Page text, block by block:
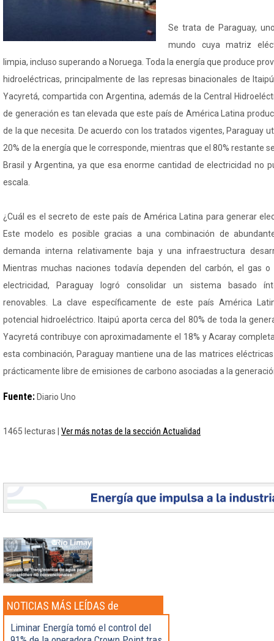
Se trata de Paraguay,
mundo cuya matriz
limpia, incluso superando a Noruega. Toda la energía que produce
hidroeléctricas, principalmente de las represas binacionales de
Yacyretá, compartida con Argentina, además de la Central
de generación es tan elevada que este país de América Latina
de la que necesita. De acuerdo con los tratados vigentes, Paraguay
20% de la energía que le corresponde, mientras que el 80% restante
Brasil y Argentina, ya que esa enorme cantidad de electricidad no
escala.
¿Cuál es el secreto de este país de América Latina para generar
Este modelo es posible gracias a una combinación de
demanda interna relativamente baja y una infraestructura
Mientras muchas naciones todavía dependen del carbón, el gas
electricidad, Paraguay logró consolidar un sistema basado
renovables. La clave específicamente de este país América
potencial hidroeléctrico. Itaipú aporta cerca del 80% de toda la
Yacyretá contribuye con aproximadamente el 18% y Acaray
esta combinación, Paraguay mantiene una de las matrices
prácticamente libre de emisiones de carbono asociadas a la
Fuente: Diario Uno
1465 lecturas | Ver más notas de la sección Actualidad
NOTICIAS MÁS LEÍDAS de
Actualidad
Liminar Energía tomó el control del